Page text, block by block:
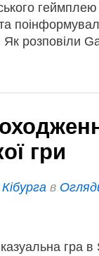
геймплею
Як розповіли
гри
в
гра в